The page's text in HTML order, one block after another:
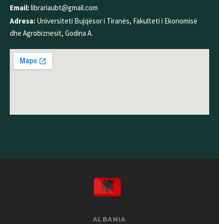
Email:librariaubt@gmail.com
Adresa: Universiteti Bujqësor i Tiranës, Fakulteti i Ekonomisë
dhe Agrobiznesit, Godina A.
ALBANIA